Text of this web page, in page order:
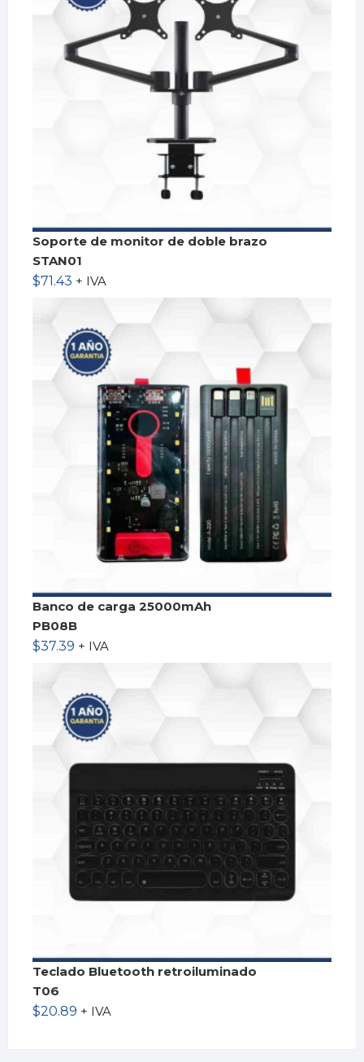
Soporte de monitor de doble brazo
STAN01
$71.43 + IVA
Banco de carga 25000mAh
PB08B
$37.39 + IVA
Teclado Bluetooth retroiluminado
T06
$20.89 + IVA